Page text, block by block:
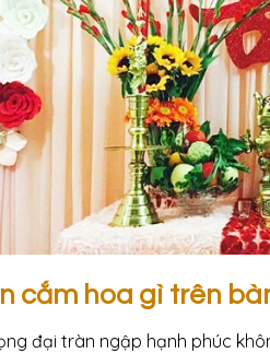
cắm hoa gì trên
đại tràn ngập hạnh phúc